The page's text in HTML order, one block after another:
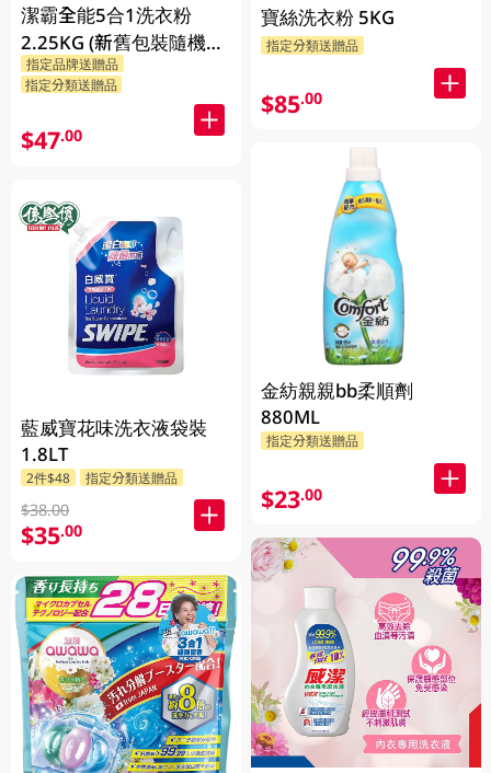
潔霸全能5合1洗衣粉
2.25KG (新舊包裝隨機發
貨)
指定品牌送贈品
指定分類送贈品
$47.00
藍威寶花味洗衣液袋裝
1.8LT
2件$48 指定分類送贈品
$38.00
$35.00
寶絲洗衣粉 5KG
指定分類送贈品
$85.00
金紡親親bb柔順劑
880ML
指定分類送贈品
$23.00